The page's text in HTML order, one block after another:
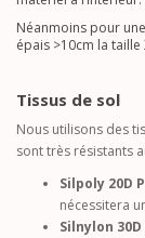
Néanmoins pour
épais >10cm la taille
Tissus de sol
Nous utilisons des
sont très résistants
Silpoly 20D
nécessitera
Silnylon 30D